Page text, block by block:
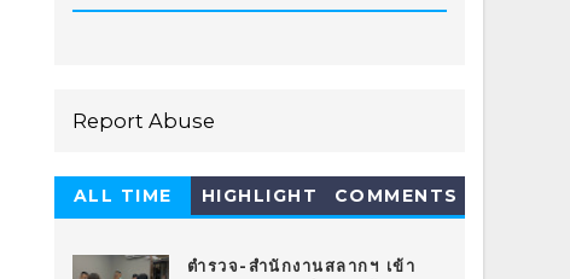
Report Abuse
ALL TIME
HIGHLIGHT COMMENTS
ตำรวจ-สำนักงานสลากฯ เข้า